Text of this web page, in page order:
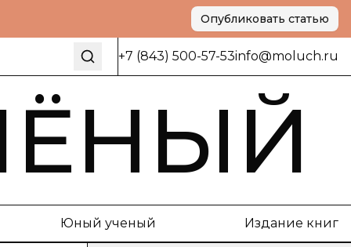
Опубликовать статью
+7 (843) 500-57-53info@moluch.ru
Юный ученый Издание книг